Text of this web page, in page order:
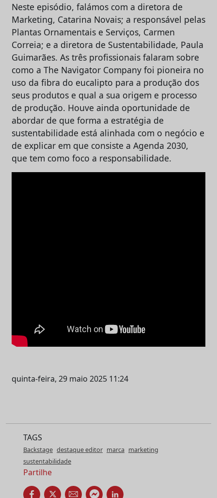
Neste episódio, falámos com a diretora de
Marketing, Catarina Novais; a responsável pelas
Plantas Ornamentais e Serviços, Carmen
Correia; e a diretora de Sustentabilidade, Paula
Guimarães. As três profissionais falaram sobre
como a The Navigator Company foi pioneira no
uso da fibra do eucalipto para a produção dos
seus produtos e qual a sua origem e processo
de produção. Houve ainda oportunidade de
abordar de que forma a estratégia de
sustentabilidade está alinhada com o negócio e
de explicar em que consiste a Agenda 2030,
que tem como foco a responsabilidade.
quinta-feira, 29 maio 2025 11:24
TAGS
Backstage destaque editor marca marketing
sustentabilidade
Partilhe